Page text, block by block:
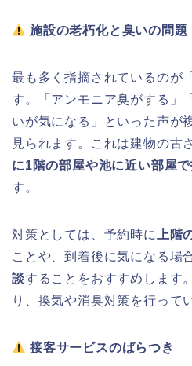
施設の老朽化と臭いの問題
最も多く指摘されているのが
す。「アンモニア臭がする」
いが気になる」といった声が
見られます。これは建物の古
に1階の部屋や池に近い部屋
す。
対策としては、予約時に 上階
ことや、到着後に気になる場
談することをおすすめします
り、換気や消臭対策を行って
接客サービスのばらつき